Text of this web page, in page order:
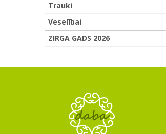
Trauki
Veselībai
ZIRGA GADS 2026